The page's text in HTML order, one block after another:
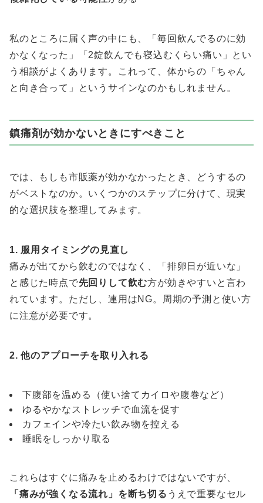
私のところに届く声の中にも、「毎回飲んでるのに効
かなくなった」「2錠飲んでも寝込むくらい痛い」とい
う相談がよくあります。これって、体からの「ちゃん
と向き合って」というサインなのかもしれません。
鎮痛剤が効かないときにすべきこと
では、もしも市販薬が効かなかったとき、どうするの
がベストなのか。いくつかのステップに分けて、現実
的な選択肢を整理してみます。
1. 服用タイミングの見直し
痛みが出てから飲むのではなく、「排卵日が近いな」
と感じた時点で先回りして飲む方が効きやすいと言わ
れています。ただし、連用はNG。周期の予測と使い方
に注意が必要です。
2. 他のアプローチを取り入れる
下腹部を温める（使い捨てカイロや腹巻など）
ゆるやかなストレッチで血流を促す
カフェインや冷たい飲み物を控える
睡眠をしっかり取る
これらはすぐに痛みを止めるわけではないですが、
「痛みが強くなる流れ」を断ち切る うえで重要なセル